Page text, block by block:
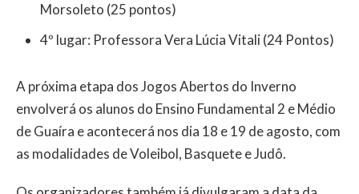
Morsoleto (25 pontos)
4º lugar: Professora Vera Lúcia Vitali (24 Pontos)
A próxima etapa dos Jogos Abertos do Inverno
envolverá os alunos do Ensino Fundamental 2 e Médio
de Guaíra e acontecerá nos dia 18 e 19 de agosto, com
as modalidades de Voleibol, Basquete e Judô.